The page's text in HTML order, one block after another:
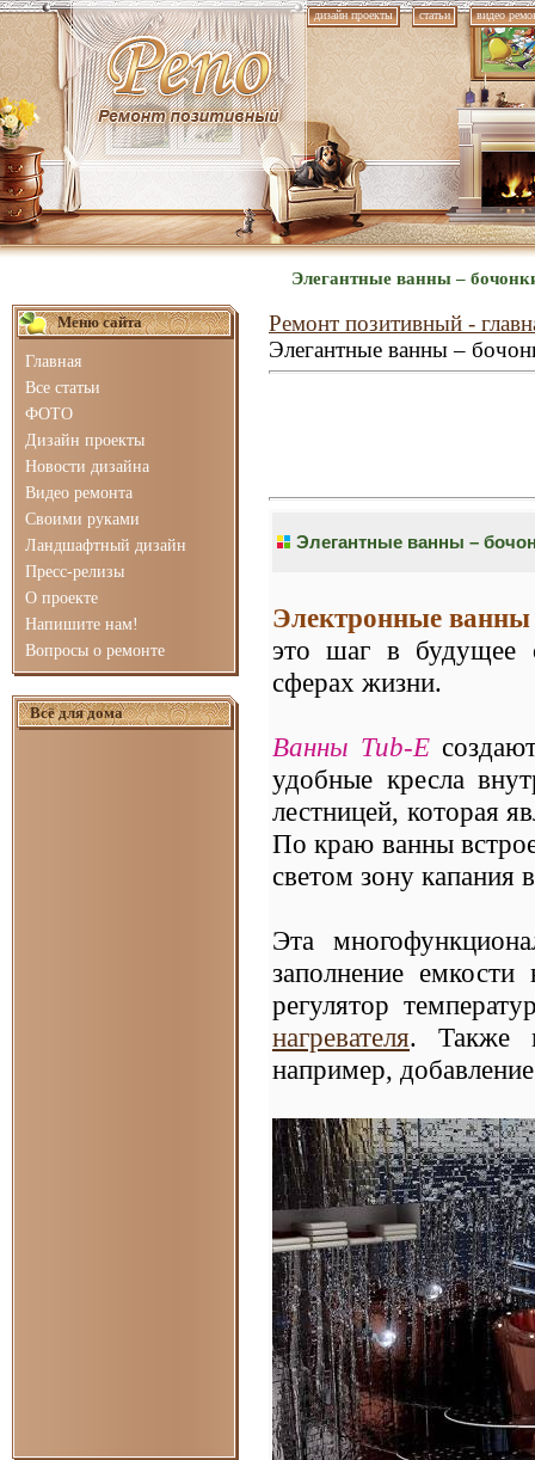
дизайн проекты статьи видео
Элегантные ванны –
Меню сайта
Главная
Все статьи
ФОТО
Дизайн проекты
Новости дизайна
Видео ремонта
Своими руками
Ландшафтный дизайн
Пресс-релизы
О проекте
Напишите нам!
Вопросы о ремонте
Всё для дома
Ремонт позитивный -
Элегантные ванны –
Элегантные ванны –
Электронные
это шаг в будущее
сферах жизни.
Ванны Tub-E
удобные кресла
лестницей, которая
По краю ванны
светом зону капания
Эта
заполнение
регулятор
нагревателя. Также
например,